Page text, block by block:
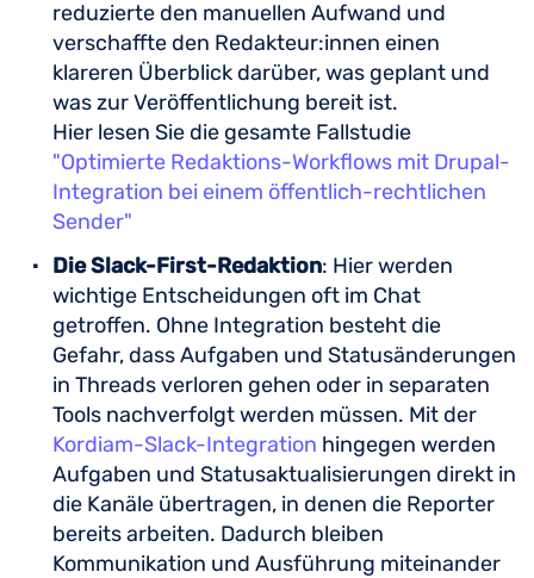
reduzierte den manuellen Aufwand und
verschaffte den Redakteur:innen einen
klareren Überblick darüber, was geplant und
was zur Veröffentlichung bereit ist.
Hier lesen Sie die gesamte Fallstudie
"Optimierte Redaktions-Workflows mit Drupal-
Integration bei einem öffentlich-rechtlichen
Sender"
Die Slack-First-Redaktion: Hier werden
wichtige Entscheidungen oft im Chat
getroffen. Ohne Integration besteht die
Gefahr, dass Aufgaben und Statusänderungen
in Threads verloren gehen oder in separaten
Tools nachverfolgt werden müssen. Mit der
Kordiam-Slack-Integration hingegen werden
Aufgaben und Statusaktualisierungen direkt in
die Kanäle übertragen, in denen die Reporter
bereits arbeiten. Dadurch bleiben
Kommunikation und Ausführung miteinander